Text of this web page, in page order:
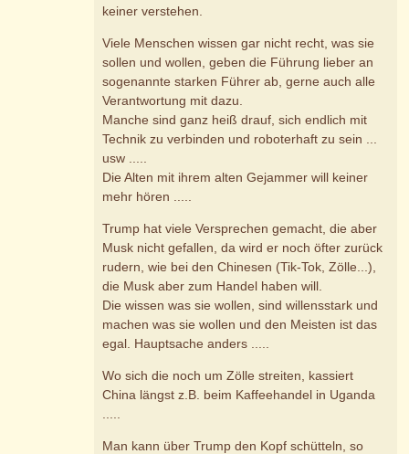
keiner verstehen.
Viele Menschen wissen gar nicht recht, was sie
sollen und wollen, geben die Führung lieber an
sogenannte starken Führer ab, gerne auch alle
Verantwortung mit dazu.
Manche sind ganz heiß drauf, sich endlich mit
Technik zu verbinden und roboterhaft zu sein ...
usw .....
Die Alten mit ihrem alten Gejammer will keiner
mehr hören .....
Trump hat viele Versprechen gemacht, die aber
Musk nicht gefallen, da wird er noch öfter zurück
rudern, wie bei den Chinesen (Tik-Tok, Zölle...),
die Musk aber zum Handel haben will.
Die wissen was sie wollen, sind willensstark und
machen was sie wollen und den Meisten ist das
egal. Hauptsache anders .....
Wo sich die noch um Zölle streiten, kassiert
China längst z.B. beim Kaffeehandel in Uganda
Man kann über Trump den Kopf schütteln, so